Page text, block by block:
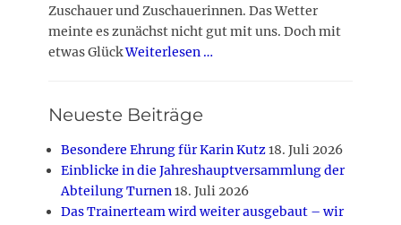
Zuschauer und Zuschauerinnen. Das Wetter
meinte es zunächst nicht gut mit uns. Doch mit
etwas GlückWeiterlesen …
Neueste Beiträge
Besondere Ehrung für Karin Kutz18. Juli 2026
Einblicke in die Jahreshauptversammlung der
Abteilung Turnen18. Juli 2026
Das Trainerteam wird weiter ausgebaut – wir